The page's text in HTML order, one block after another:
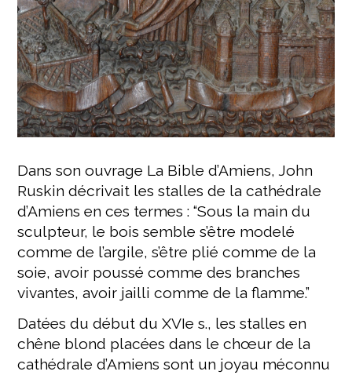
Dans son ouvrage La Bible d’Amiens, John
Ruskin décrivait les stalles de la cathédrale
d’Amiens en ces termes : “Sous la main du
sculpteur, le bois semble s’être modelé
comme de l’argile, s’être plié comme de la
soie, avoir poussé comme des branches
vivantes, avoir jailli comme de la flamme.”
Datées du début du XVIe s., les stalles en
chêne blond placées dans le chœur de la
cathédrale d’Amiens sont un joyau méconnu